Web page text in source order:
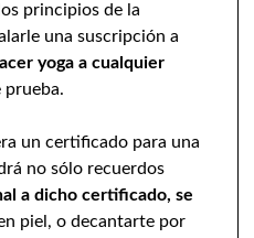
principios de la
una suscripción a
yoga a cualquier
prueba.
un certificado para una
no sólo recuerdos
a dicho certificado, se
piel, o decantarte por